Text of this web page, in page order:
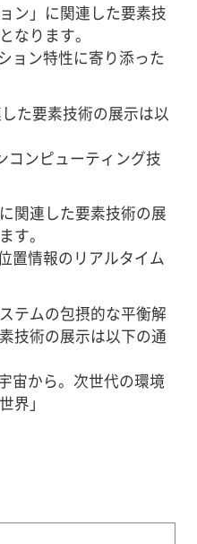
ン」に関連した要素技
なります。
ョン特性に寄り添った
た要素技術の展示は以
コンピューティング技
関連した要素技術の展
す。
置情報のリアルタイム
テムの包摂的な平衡解
技術の展示は以下の通
宙から。次世代の環境
界」